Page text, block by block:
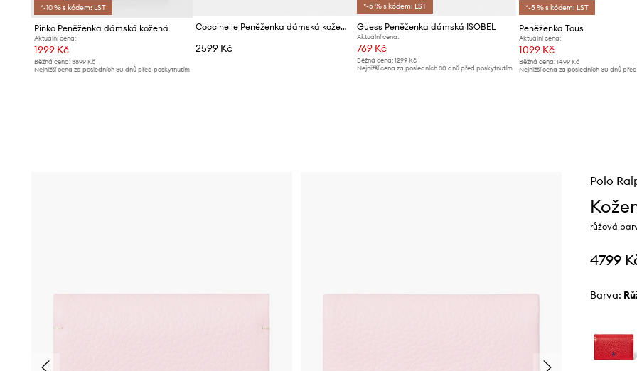
*-10 % s kódem: LST
Pinko Peněženka dámská kožená
Aktuální cena:
1999 Kč
Běžná cena: 3899 Kč
Nejnižší cena za posledních 30 dnů před poskytnutím
Coccinelle Peněženka dámská kožená
2599 Kč
*-5 % s kódem: LST
Guess Peněženka dámská ISOBEL
Aktuální cena:
769 Kč
Běžná cena: 1299 Kč
Nejnižší cena za posledních 30 dnů před poskytnutím
*-5 % s kódem: LST
Peněženka Tous
Aktuální cena:
1099 Kč
Běžná cena: 1499 Kč
Nejnižší cena za posledních 30 dnů
Polo
růžová
4799
Barva: